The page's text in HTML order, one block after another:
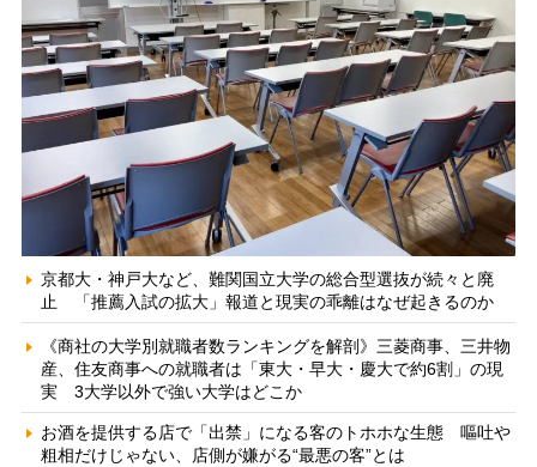
京都大・神戸大など、難関国立大学の総合型選抜が続々と廃
止 「推薦入試の拡大」報道と現実の乖離はなぜ起きるのか
《商社の大学別就職者数ランキングを解剖》三菱商事、三井物
産、住友商事への就職者は「東大・早大・慶大で約6割」の現
実 3大学以外で強い大学はどこか
お酒を提供する店で「出禁」になる客のトホホな生態 嘔吐や
粗相だけじゃない、店側が嫌がる“最悪の客”とは